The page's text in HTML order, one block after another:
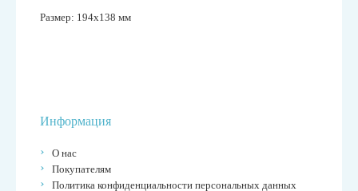
Размер: 194x138 мм
Информация
О нас
Покупателям
Политика конфиденциальности персональных данных